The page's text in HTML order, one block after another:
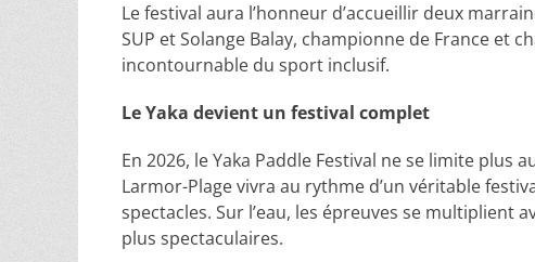
Le festival aura l’honneur d’accueillir deux
SUP et Solange Balay, championne de France et
incontournable du sport inclusif.
Le Yaka devient un festival complet
En 2026, le Yaka Paddle Festival ne se limite
Larmor-Plage vivra au rythme d’un véritable
spectacles. Sur l’eau, les épreuves se multiplient
plus spectaculaires.